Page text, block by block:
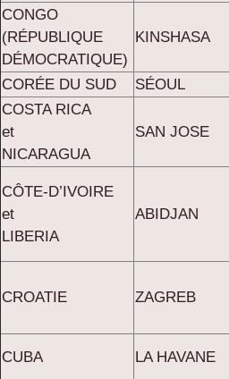
CONGO
(RÉPUBLIQUE
DÉMOCRATIQUE)
KINSHASA
CORÉE DU SUD SÉOUL
COSTA RICA
et
NICARAGUA
SAN JOSE
CÔTE-D’IVOIRE
et
LIBERIA
ABIDJAN
CROATIE ZAGREB
CUBA LA HAVANE